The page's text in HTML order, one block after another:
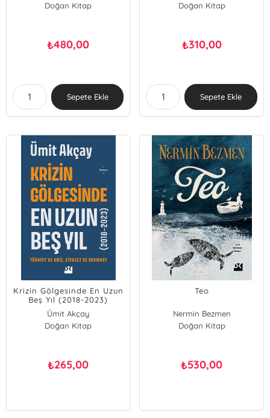
Doğan Kitap
₺480,00
Sepete Ekle
Doğan Kitap
₺310,00
Sepete Ekle
Krizin Gölgesinde En Uzun
Beş Yıl (2018-2023)
;Türkiye’de Kriz, Siyaset
ve Sermaye
Ümit Akçay
Doğan Kitap
₺265,00
Teo
Nermin Bezmen
Doğan Kitap
₺530,00